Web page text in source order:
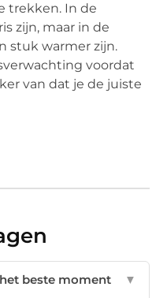
trekken. In de
zijn, maar in de
stuk warmer zijn.
voordat
van dat je de juiste
beste moment
▼